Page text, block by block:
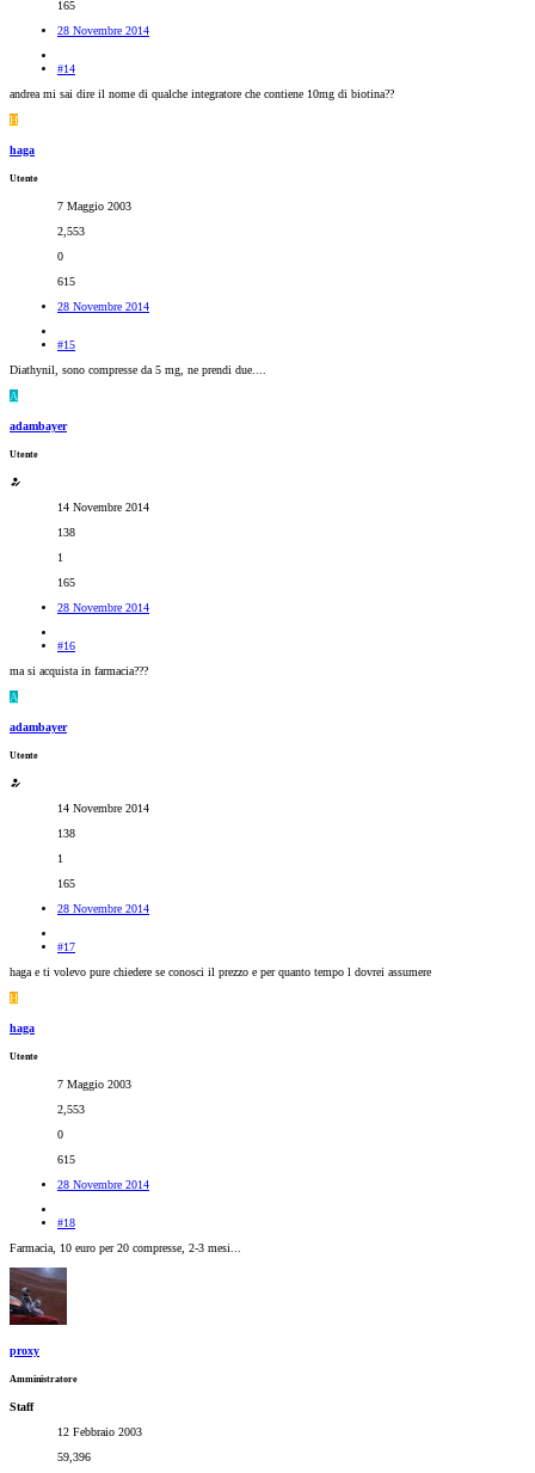
165
28 Novembre 2014
#14
andrea mi sai dire il nome di qualche integratore che contiene 10mg di biotina??
H
haga
Utente
7 Maggio 2003
2,553
0
615
28 Novembre 2014
#15
Diathynil, sono compresse da 5 mg, ne prendi due....
A
adambayer
Utente
14 Novembre 2014
138
1
165
28 Novembre 2014
#16
ma si acquista in farmacia???
A
adambayer
Utente
14 Novembre 2014
138
1
165
28 Novembre 2014
#17
haga e ti volevo pure chiedere se conosci il prezzo e per quanto tempo l dovrei assumere
H
haga
Utente
7 Maggio 2003
2,553
0
615
28 Novembre 2014
#18
Farmacia, 10 euro per 20 compresse, 2-3 mesi...
proxy
Amministratore
Staff
12 Febbraio 2003
59,396